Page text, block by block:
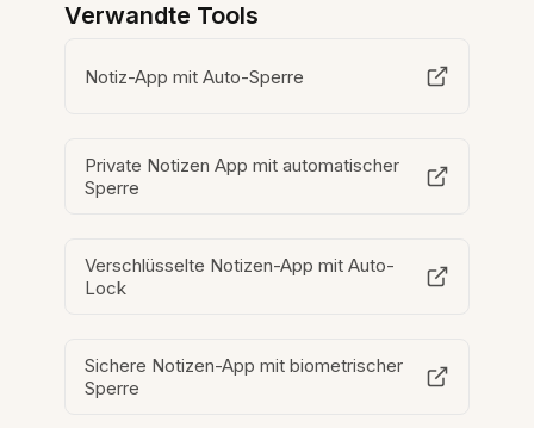
Verwandte Tools
Notiz-App mit Auto-Sperre
Private Notizen App mit automatischer
Sperre
Verschlüsselte Notizen-App mit Auto-
Lock
Sichere Notizen-App mit biometrischer
Sperre